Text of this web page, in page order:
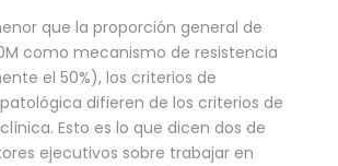
que la proporción general de
como mecanismo de resistencia
el 50%), los criterios de
difieren de los criterios de
Esto es lo que dicen dos de
ejecutivos sobre trabajar en